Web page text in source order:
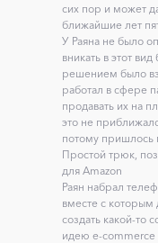
сих пор и может
ближайшие лет
У Раяна не было
вникать в этот
решением было
работал в сфере
продавать их на
это не
потому пришлось
Простой трюк,
для Amazon
Раян набрал
вместе с которым
создать какой-то
идею e-commerce